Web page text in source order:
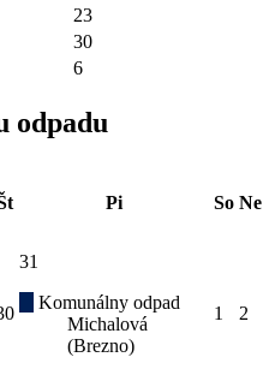
23
30
6
odpadu
Pi So Ne
31
Komunálny odpad
Michalová
(Brezno)
1 2